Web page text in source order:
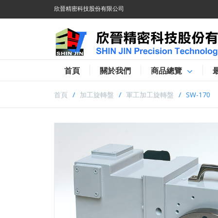
欣晉精密科技股份有限公司
首頁 關於我們 商品總覽
首頁 加工旋轉盤 軍工加工旋轉盤 SW-170